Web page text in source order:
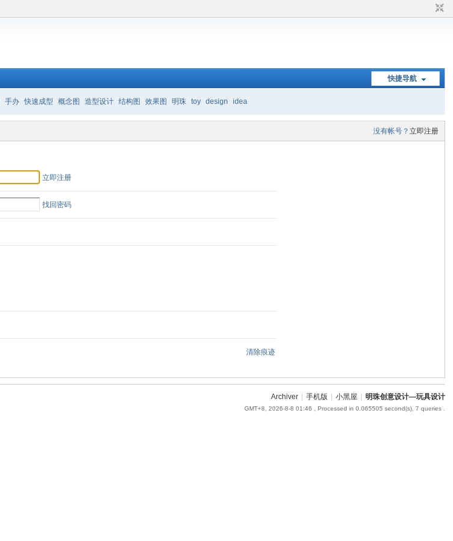
快捷导航
手办 快速成型 概念图 造型设计 结构图 效果图 明珠 toy design idea
没有帐号？ 立即注册
立即注册
找回密码
清除痕迹
Archiver 手机版 小黑屋 明珠创意设计—玩具设计
GMT+8, 2026-8-8 01:46 , Processed in 0.065505 second(s), 7 queries .